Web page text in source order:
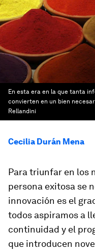
En esta era en la que tanta
convierten en un bien
Rellandini
Cecilia Durán Mena
Para triunfar en los
persona exitosa se
innovación es el
todos aspiramos a
continuidad y el
que introducen